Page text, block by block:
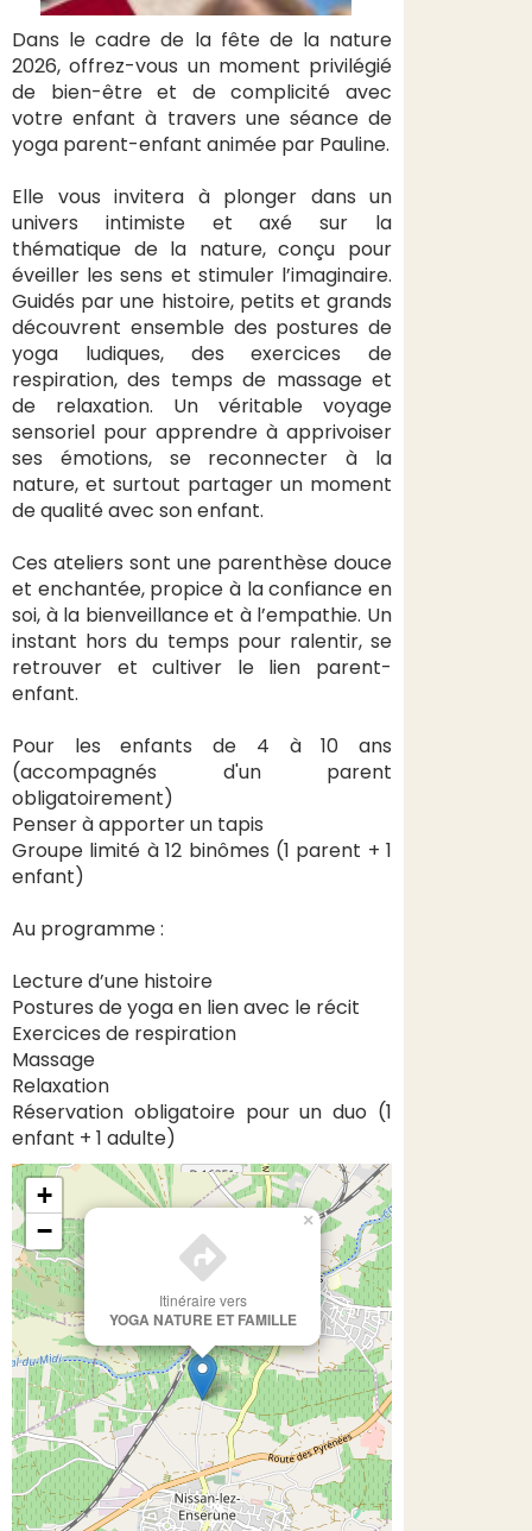
Dans le cadre de la fête de la nature
2026, offrez-vous un moment privilégié
de bien-être et de complicité avec
votre enfant à travers une séance de
yoga parent-enfant animée par Pauline.
Elle vous invitera à plonger dans un
univers intimiste et axé sur la
thématique de la nature, conçu pour
éveiller les sens et stimuler l’imaginaire.
Guidés par une histoire, petits et grands
découvrent ensemble des postures de
yoga ludiques, des exercices de
respiration, des temps de massage et
de relaxation. Un véritable voyage
sensoriel pour apprendre à apprivoiser
ses émotions, se reconnecter à la
nature, et surtout partager un moment
de qualité avec son enfant.
Ces ateliers sont une parenthèse douce
et enchantée, propice à la confiance en
soi, à la bienveillance et à l’empathie. Un
instant hors du temps pour ralentir, se
retrouver et cultiver le lien parent-
enfant.
Pour les enfants de 4 à 10 ans
(accompagnés d'un parent
obligatoirement)
Penser à apporter un tapis
Groupe limité à 12 binômes (1 parent + 1
enfant)
Au programme :
Lecture d’une histoire
Postures de yoga en lien avec le récit
Exercices de respiration
Massage
Relaxation
Réservation obligatoire pour un duo (1
enfant + 1 adulte)
Itinéraire vers
YOGA NATURE ET FAMILLE
×
+
−